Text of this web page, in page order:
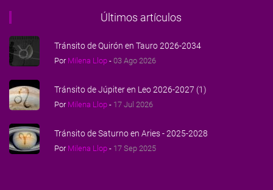
Últimos artículos
Tránsito de Quirón en Tauro 2026-2034
Por Milena Llop - 03 Ago 2026
Tránsito de Júpiter en Leo 2026-2027 (1)
Por Milena Llop - 17 Jul 2026
Tránsito de Saturno en Aries - 2025-2028
Por Milena Llop - 17 Sep 2025